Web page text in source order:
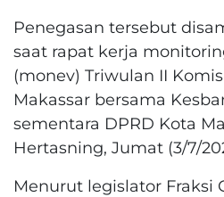
Penegasan tersebut
saat rapat kerja
(monev) Triwulan II
Makassar bersama
sementara DPRD Kota
Hertasning, Jumat (3/7/
Menurut legislator Fraksi